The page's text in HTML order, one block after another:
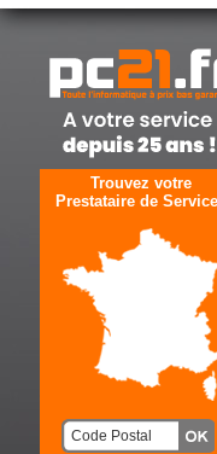
Trouvez votre
Prestataire de